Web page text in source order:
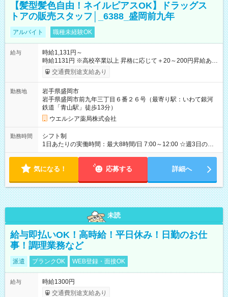
【髪型髪色自由！ネイルピアスOK】ドラッグス
トアの販売スタッフ│_6388_盛岡前九年
アルバイト 職種未経験OK
給与
時給1,131円～
時給1131円 ※高校卒業以上 昇格に応じて＋20～200円昇給あり
（大学生は＋20円まで） ※高校生は対象外 試用期間あり：入社
日から3ヶ月間／本採用と待遇は変わりません。 【試用期間】試
と同じです。
交通費別途支給あり
勤務地
岩手県盛岡市
岩手県盛岡市前九年三丁目６番２６号（最寄り駅：いわて銀河
鉄道「青山駅」徒歩13分）
ウエルシア薬局株式会社
勤務時間
シフト制
1日あたりの実働時間：最大8時間/日 7:00～12:00 ☆週3日の勤
務 7:00～15:00 ☆週2日の勤務
気になる！ 応募する 詳細へ
未読
給与即払いOK！高時給！平日休み！日勤のお仕
事！調理業務など
派遣 ブランクOK WEB登録・面接OK
給与
時給1300円
交通費別途支給あり